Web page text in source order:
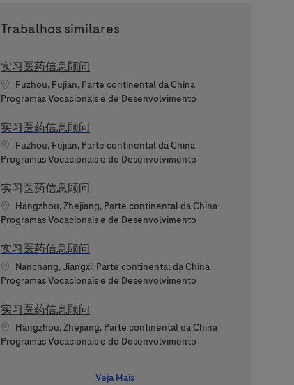
Trabalhos similares
实习医药信息顾问
Localização
Fuzhou, Fujian, Parte continental da China
Categoria
Programas Vocacionais e de Desenvolvimento
实习医药信息顾问
Localização
Fuzhou, Fujian, Parte continental da China
Categoria
Programas Vocacionais e de Desenvolvimento
实习医药信息顾问
Localização
Hangzhou, Zhejiang, Parte continental da China
Categoria
Programas Vocacionais e de Desenvolvimento
实习医药信息顾问
Localização
Nanchang, Jiangxi, Parte continental da China
Categoria
Programas Vocacionais e de Desenvolvimento
实习医药信息顾问
Localização
Hangzhou, Zhejiang, Parte continental da China
Categoria
Programas Vocacionais e de Desenvolvimento
Veja Mais